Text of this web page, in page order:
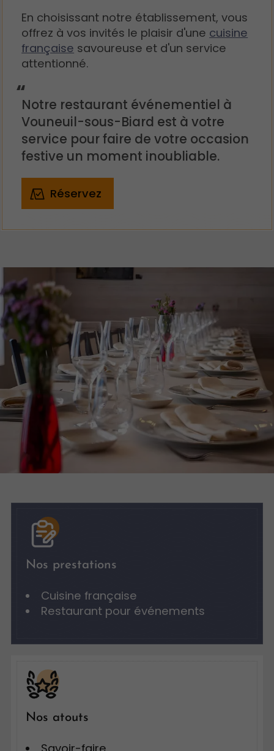
En choisissant notre établissement, vous
offrez à vos invités le plaisir d'une cuisine
française savoureuse et d'un service
attentionné.
Notre restaurant événementiel à
Vouneuil-sous-Biard est à votre
service pour faire de votre occasion
festive un moment inoubliable.
Réservez
Nos prestations
Cuisine française
Restaurant pour événements
Nos atouts